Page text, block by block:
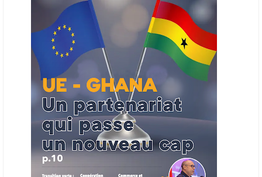
ouverts en priorité aux sociétés du continent. Le projet est en phase
finale de développement et devrait aboutir, d’ici fin 2026 ou début
2027, à un bulletin africain des appels d’offres dans le secteur de
l’énergie.
06/06/26 AFRICA FINANCE CORPORATION
Cette semaine, Africa Finance Corporation (AFC) a annoncé avoir
bouclé un prêt syndiqué de 2 milliards de dollars, la plus importante
levée de son histoire. Initialement calibrée à 1,6 milliard, l'opération a
été relevée de 400 millions face à l'afflux des souscriptions de
banques internationales. Plus du tiers des fonds proviennent
d'institutions financières asiatiques, à parts égales avec l'Europe.
L'Asie-Pacifique et l'Europe pèsent chacune 35 % du tour de table,
devant le Moyen-Orient (25 %) et l'Afrique (5 %), selon le communiqué